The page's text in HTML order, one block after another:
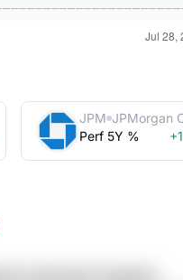
JPM JPMorgan
Co.
Perf 5Y %